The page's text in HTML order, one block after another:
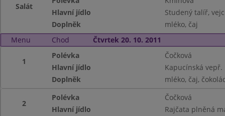
Salát
Hlavní jídlo
Studený talíř,
Doplněk
mléko, čaj
Menu
Chod Čtvrtek 20. 10. 2011
1
Polévka
Čočková
Hlavní jídlo
Kapucínská vepř.
Doplněk
mléko, čaj,
2
Polévka
Čočková
Hlavní jídlo
Rajčata plněná